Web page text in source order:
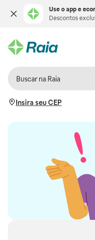
Use o app e
Descontos
Insira seu CEP